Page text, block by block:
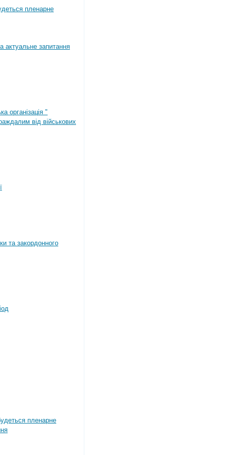
пленарне
актуальне запитання
організація "
від військових
та закордонного
пленарне